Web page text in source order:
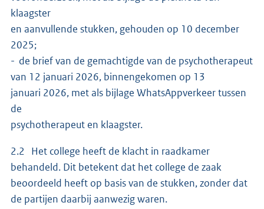
klaagster
en aanvullende stukken, gehouden op 10 december
2025;
- de brief van de gemachtigde van de psychotherapeut
van 12 januari 2026, binnengekomen op 13
januari 2026, met als bijlage WhatsAppverkeer tussen
de
psychotherapeut en klaagster.
2.2 Het college heeft de klacht in raadkamer
behandeld. Dit betekent dat het college de zaak
beoordeeld heeft op basis van de stukken, zonder dat
de partijen daarbij aanwezig waren.